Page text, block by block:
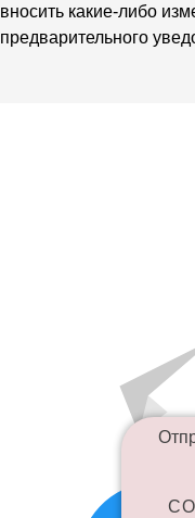
вносить какие-либо
предварительного